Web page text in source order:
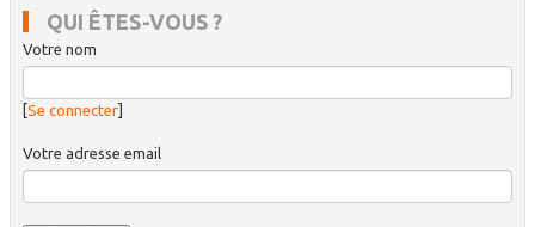
QUI ÊTES-VOUS ?
Votre nom
[Se connecter]
Votre adresse email